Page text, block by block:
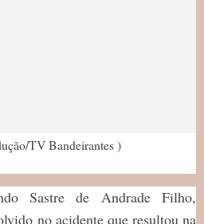
TV Bandeirantes )
Sastre de Andrade Filho,
no acidente que resultou na